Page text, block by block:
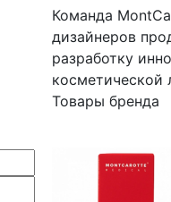
Команда
дизайнеров
разработку
косметической
Товары бренда